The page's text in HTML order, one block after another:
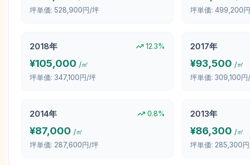
坪単価: 528,900円/坪
坪単価: 499,200
2018年 12.3%
¥105,000 /㎡
坪単価: 347,100円/坪
2017年
¥93,500 /㎡
坪単価: 309,100円
2014年 0.8%
¥87,000 /㎡
坪単価: 287,600円/坪
2013年
¥86,300 /㎡
坪単価: 285,300